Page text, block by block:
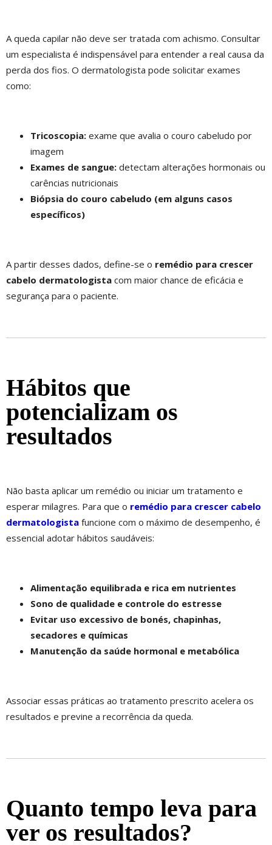
A queda capilar não deve ser tratada com achismo. Consultar
um especialista é indispensável para entender a real causa da
perda dos fios. O dermatologista pode solicitar exames
como:
Tricoscopia: exame que avalia o couro cabeludo por
imagem
Exames de sangue: detectam alterações hormonais ou
carências nutricionais
Biópsia do couro cabeludo (em alguns casos
específicos)
A partir desses dados, define-se o remédio para crescer
cabelo dermatologista com maior chance de eficácia e
segurança para o paciente.
Hábitos que
potencializam os
resultados
Não basta aplicar um remédio ou iniciar um tratamento e
esperar milagres. Para que o remédio para crescer cabelo
dermatologista funcione com o máximo de desempenho, é
essencial adotar hábitos saudáveis:
Alimentação equilibrada e rica em nutrientes
Sono de qualidade e controle do estresse
Evitar uso excessivo de bonés, chapinhas,
secadores e químicas
Manutenção da saúde hormonal e metabólica
Associar essas práticas ao tratamento prescrito acelera os
resultados e previne a recorrência da queda.
Quanto tempo leva para
ver os resultados?